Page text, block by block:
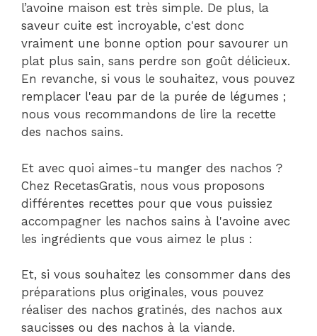
l’avoine maison est très simple. De plus, la
saveur cuite est incroyable, c'est donc
vraiment une bonne option pour savourer un
plat plus sain, sans perdre son goût délicieux.
En revanche, si vous le souhaitez, vous pouvez
remplacer l'eau par de la purée de légumes ;
nous vous recommandons de lire la recette
des nachos sains.
Et avec quoi aimes-tu manger des nachos ?
Chez RecetasGratis, nous vous proposons
différentes recettes pour que vous puissiez
accompagner les nachos sains à l'avoine avec
les ingrédients que vous aimez le plus :
Et, si vous souhaitez les consommer dans des
préparations plus originales, vous pouvez
réaliser des nachos gratinés, des nachos aux
saucisses ou des nachos à la viande.